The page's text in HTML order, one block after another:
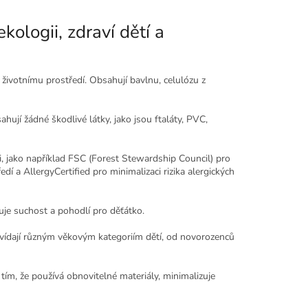
zdraví dětí a
prostředí. Obsahují bavlnu, celulózu z
žádné škodlivé látky, jako jsou ftaláty, PVC,
například FSC (Forest Stewardship Council) pro
a AllergyCertified pro minimalizaci rizika alergických
suchost a pohodlí pro děťátko.
různým věkovým kategoriím dětí, od novorozenců
že používá obnovitelné materiály, minimalizuje